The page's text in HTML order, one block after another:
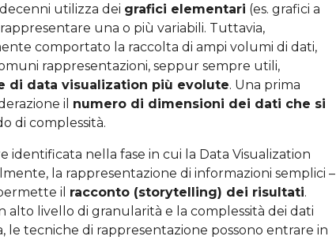
utilizza dei grafici elementari (es. grafici a
una o più variabili. Tuttavia,
comportato la raccolta di ampi volumi di dati,
rappresentazioni, seppur sempre utili,
di data visualization più evolute. Una prima
il numero di dimensioni dei dati che si
di complessità.
identificata nella fase in cui la Data Visualization
la rappresentazione di informazioni semplici –
il racconto (storytelling) dei risultati.
alto livello di granularità e la complessità dei dati
le tecniche di rappresentazione possono entrare in